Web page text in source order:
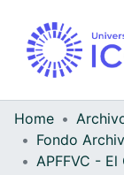
Home